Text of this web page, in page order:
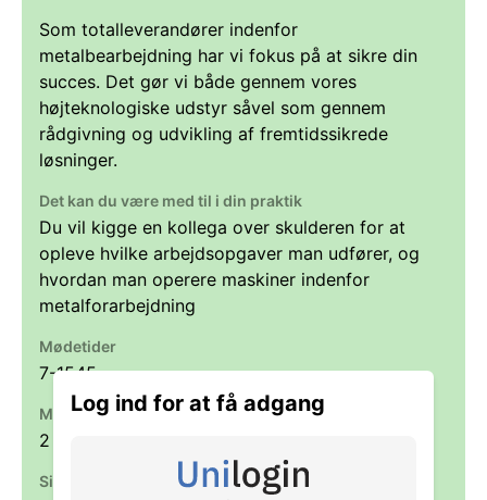
Log ind for at få adgang
Som totalleverandører indenfor
metalbearbejdning har vi fokus på at sikre din
succes. Det gør vi både gennem vores
højteknologiske udstyr såvel som gennem
rådgivning og udvikling af fremtidssikrede
løsninger.
Det kan du være med til i din praktik
Du vil kigge en kollega over skulderen for at
opleve hvilke arbejdsopgaver man udfører, og
hvordan man operere maskiner indenfor
metalforarbejdning
Mødetider
7-1545
Max antal praktikanter ad gangen
2
Sidst opdateret